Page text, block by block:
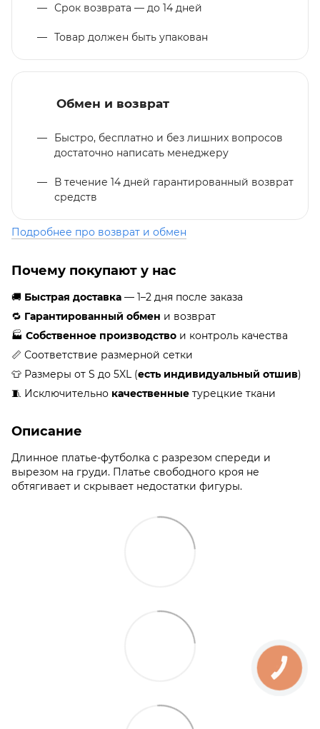
Срок возврата — до 14 дней
Товар должен быть упакован
Обмен и возврат
Быстро, бесплатно и без лишних вопросов
достаточно написать менеджеру
В течение 14 дней гарантированный возврат
средств
Подробнее про возврат и обмен
Почему покупают у нас
🚚 Быстрая доставка — 1–2 дня после заказа
🔁 Гарантированный обмен и возврат
🏭 Собственное производство и контроль качества
📏 Соответствие размерной сетки
👕 Размеры от S до 5XL (есть индивидуальный отшив)
🧵 Исключительно качественные турецкие ткани
Описание
Длинное платье-футболка с разрезом спереди и
вырезом на груди. Платье свободного кроя не
обтягивает и скрывает недостатки фигуры.